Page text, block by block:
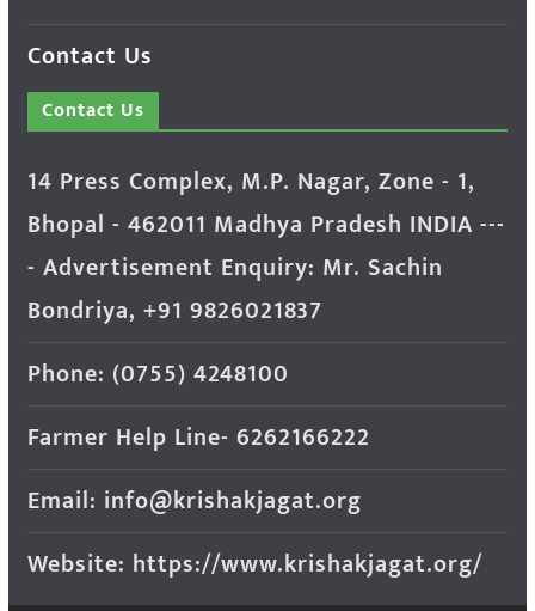
Contact Us
Contact Us
14 Press Complex, M.P. Nagar, Zone - 1,
Bhopal - 462011 Madhya Pradesh INDIA ---
- Advertisement Enquiry: Mr. Sachin
Bondriya, +91 9826021837
Phone: (0755) 4248100
Farmer Help Line- 6262166222
Email: info@krishakjagat.org
Website: https://www.krishakjagat.org/